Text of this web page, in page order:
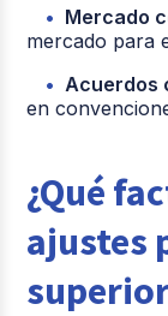
Mercado
mercado para
Acuerdos
en
¿Qué
ajustes